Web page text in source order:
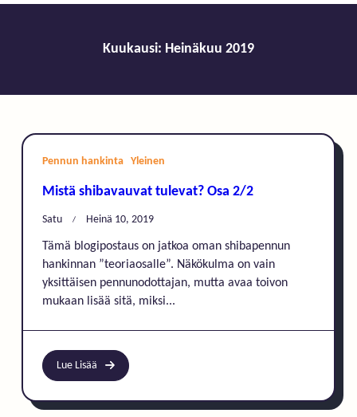
Kuukausi: Heinäkuu 2019
Pennun hankinta Yleinen
Mistä shibavauvat tulevat? Osa 2/2
Satu Heinä 10, 2019
Tämä blogipostaus on jatkoa oman shibapennun
hankinnan ”teoriaosalle”. Näkökulma on vain
yksittäisen pennunodottajan, mutta avaa toivon
mukaan lisää sitä, miksi...
Lue Lisää